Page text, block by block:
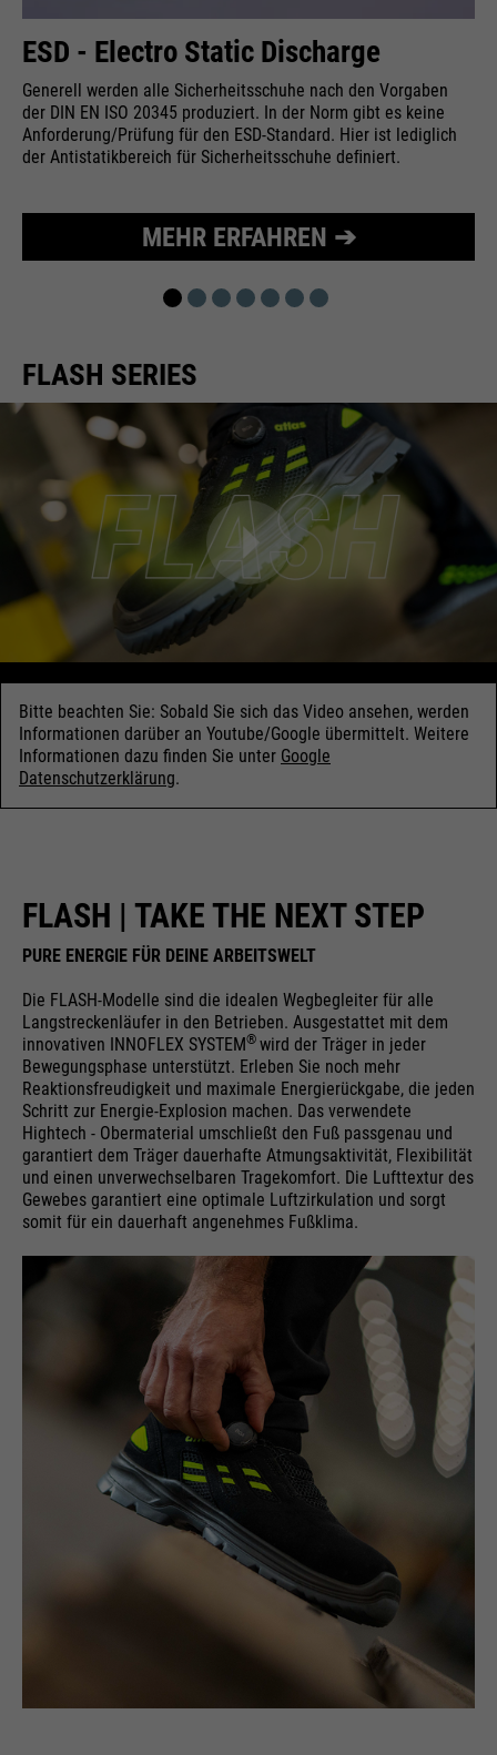
Zweck
Wird zur Begrenzung der Request-
Rate verwendet.
Name
_fbp
Anbieter
Facebook
Laufzeit
24 Monate
Wird für das Facebook Pixel
ESD - Electro Static Discharge
Generell werden alle Sicherheitsschuhe nach den Vorgaben
der DIN EN ISO 20345 produziert. In der Norm gibt es keine
Anforderung/Prüfung für den ESD-Standard. Hier ist lediglich
der Antistatikbereich für Sicherheitsschuhe deﬁniert.
MEHR ERFAHREN ➔
FLASH SERIES
Bitte beachten Sie: Sobald Sie sich das Video ansehen, werden
Informationen darüber an Youtube/Google übermittelt. Weitere
Informationen dazu finden Sie unter Google
Datenschutzerklärung.
FLASH | TAKE THE NEXT STEP
PURE ENERGIE FÜR DEINE ARBEITSWELT
Die FLASH-Modelle sind die idealen Wegbegleiter für alle
Langstreckenläufer in den Betrieben. Ausgestattet mit dem
innovativen INNOFLEX SYSTEM® wird der Träger in jeder
Bewegungsphase unterstützt. Erleben Sie noch mehr
Reaktionsfreudigkeit und maximale Energierückgabe, die jeden
Schritt zur Energie-Explosion machen. Das verwendete
Hightech - Obermaterial umschließt den Fuß passgenau und
garantiert dem Träger dauerhafte Atmungsaktivität, Flexibilität
und einen unverwechselbaren Tragekomfort. Die Lufttextur des
Gewebes garantiert eine optimale Luftzirkulation und sorgt
somit für ein dauerhaft angenehmes Fußklima.